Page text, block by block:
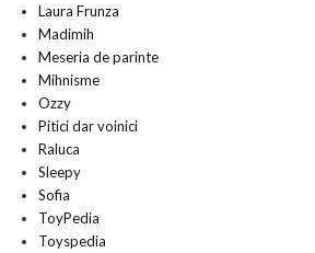
Laura Frunza
Madimih
Meseria de parinte
Mihnisme
Ozzy
Pitici dar voinici
Raluca
Sleepy
Sofia
ToyPedia
Toyspedia